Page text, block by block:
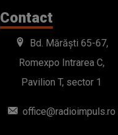
Contact
Bd. Mărăști 65-67,
Romexpo Intrarea C,
Pavilion T, sector 1
office@radioimpuls.ro